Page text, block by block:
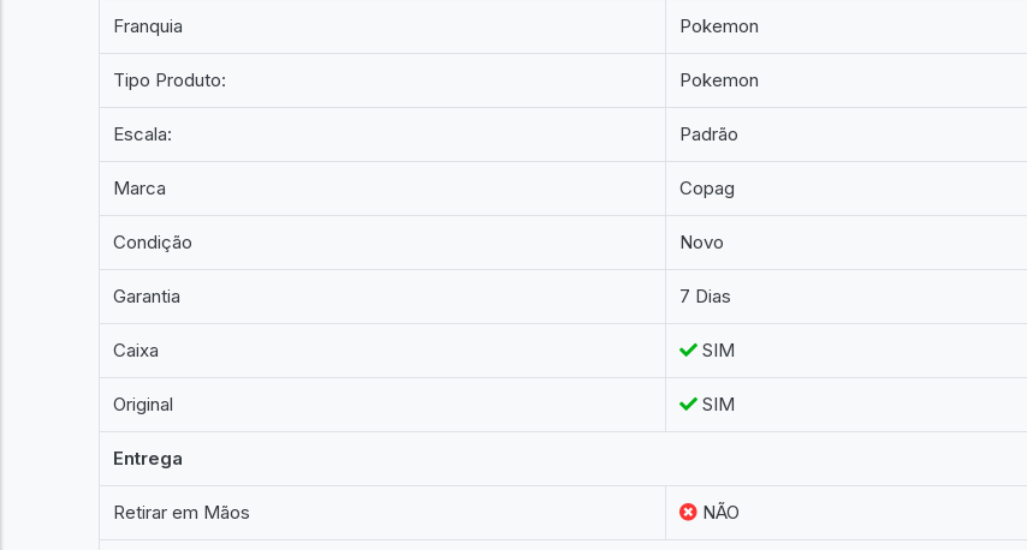
Franquia Pokemon
Tipo Produto: Pokemon
Escala: Padrão
Marca Copag
Condição Novo
Garantia 7 Dias
Caixa SIM
Original SIM
Entrega
Retirar em Mãos NÃO